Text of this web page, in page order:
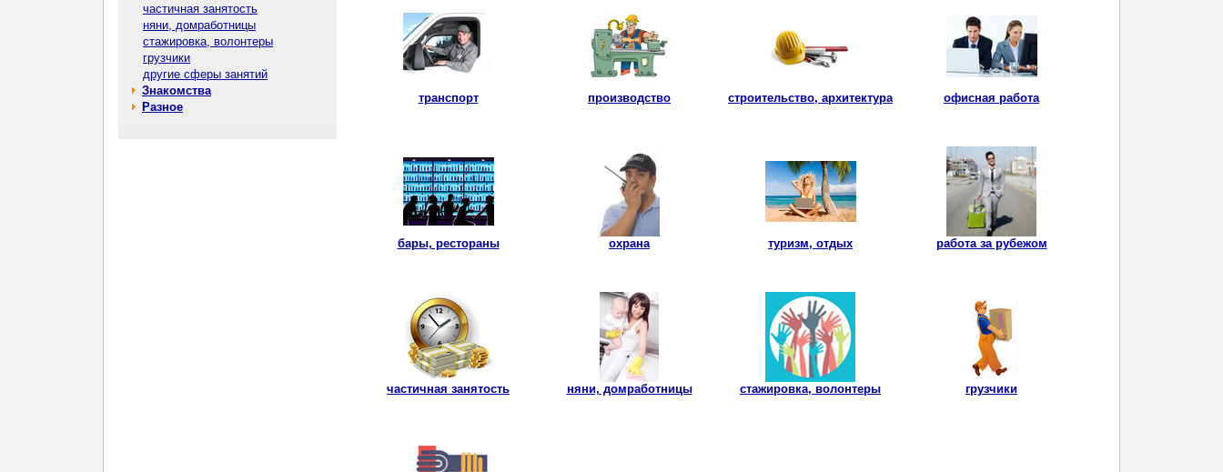
частичная занятость
няни, домработницы
стажировка, волонтеры
грузчики
другие сферы занятий
Знакомства
Разное
транспорт производство строительство, архитектура офисная работа
бары, рестораны охрана туризм, отдых работа за рубежом
частичная занятость няни, домработницы стажировка, волонтеры грузчики